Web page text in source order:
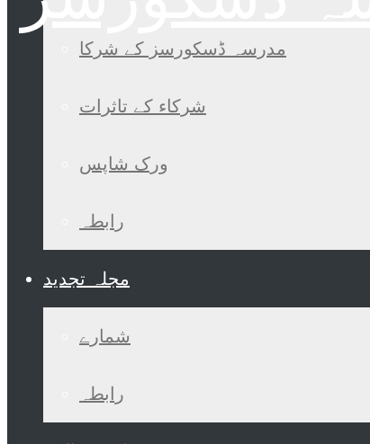
مدرسہ ڈسکورسز کے شرکا
شرکاء کے تاثرات
ورک شاپس
رابطہ
مجلہ تجدید
شمارے
رابطہ